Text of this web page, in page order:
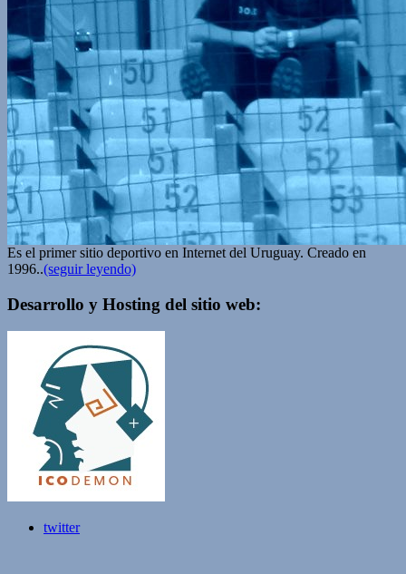
Es el primer sitio deportivo en Internet del Uruguay. Creado en
1996..(seguir leyendo)
Desarrollo y Hosting del sitio web:
twitter